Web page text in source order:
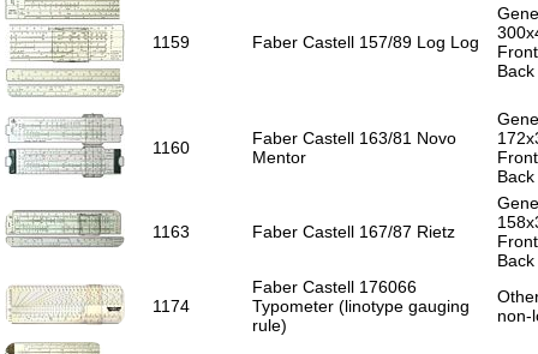
1159 Faber Castell 157/89 Log Log
1160
Faber Castell 163/81 Novo
Mentor
1163 Faber Castell 167/87 Rietz
1174
Faber Castell 176066
Typometer (linotype gauging
rule)
non-